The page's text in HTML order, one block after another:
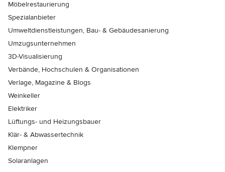
Möbelrestaurierung
Spezialanbieter
Umweltdienstleistungen, Bau- & Gebäudesanierung
Umzugsunternehmen
3D-Visualisierung
Verbände, Hochschulen & Organisationen
Verlage, Magazine & Blogs
Weinkeller
Elektriker
Lüftungs- und Heizungsbauer
Klär- & Abwassertechnik
Klempner
Solaranlagen